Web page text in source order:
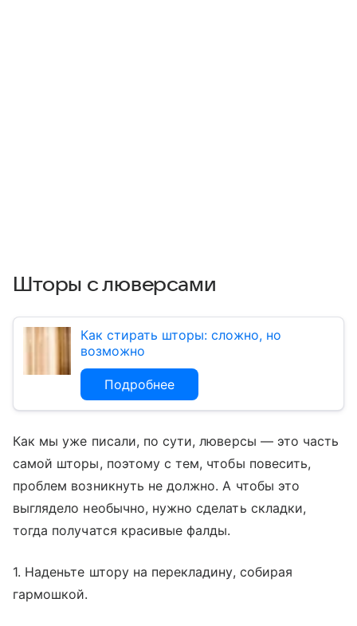
Шторы с люверсами
Как стирать шторы: сложно, но
возможно
Подробнее
Как мы уже писали, по сути, люверсы — это часть
самой шторы, поэтому с тем, чтобы повесить,
проблем возникнуть не должно. А чтобы это
выглядело необычно, нужно сделать складки,
тогда получатся красивые фалды.
1. Наденьте штору на перекладину, собирая
гармошкой.